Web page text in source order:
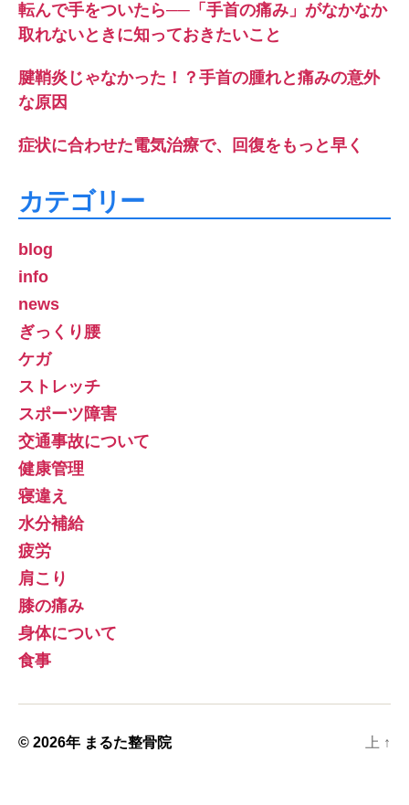
転んで手をついたら──「手首の痛み」がなかなか
取れないときに知っておきたいこと
腱鞘炎じゃなかった！？手首の腫れと痛みの意外
な原因
症状に合わせた電気治療で、回復をもっと早く
カテゴリー
blog
info
news
ぎっくり腰
ケガ
ストレッチ
スポーツ障害
交通事故について
健康管理
寝違え
水分補給
疲労
肩こり
膝の痛み
身体について
食事
© 2026年 まるた整骨院 上 ↑